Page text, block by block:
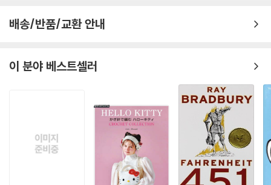
배송/반품/교환 안내
이 분야 베스트셀러